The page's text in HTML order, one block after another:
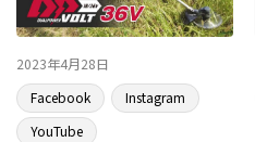
2023年4月28日
Facebook
Instagram
YouTube